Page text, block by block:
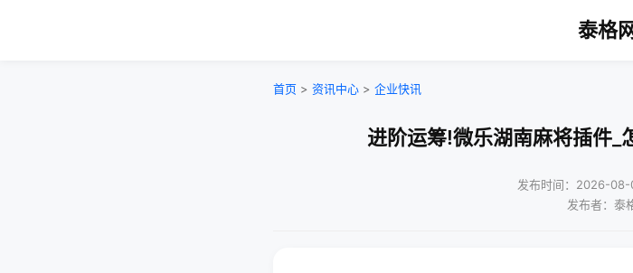
泰格
首页 > 资讯中心 > 企业快讯
进阶运筹!微乐湖南麻将插件_
发布时间：2026-08-
发布者：泰